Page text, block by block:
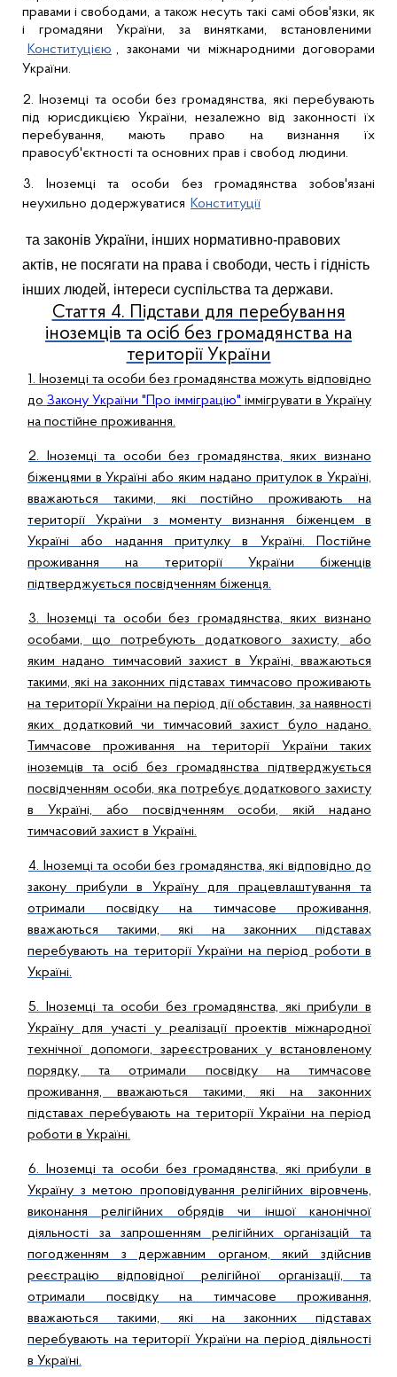
правами і свободами, а також несуть такі самі обов'язки, як
і громадяни України, за винятками, встановленими
Конституцією , законами чи міжнародними договорами
України.
2. Іноземці та особи без громадянства, які перебувають
під юрисдикцією України, незалежно від законності їх
перебування, мають право на визнання їх
правосуб'єктності та основних прав і свобод людини.
3. Іноземці та особи без громадянства зобов'язані
неухильно додержуватися Конституції
та законів України, інших нормативно-правових
актів, не посягати на права і свободи, честь і гідність
інших людей, інтереси суспільства та держави.
Стаття 4. Підстави для перебування
іноземців та осіб без громадянства на
території України
1. Іноземці та особи без громадянства можуть відповідно
до Закону України "Про імміграцію" іммігрувати в Україну
на постійне проживання.
2. Іноземці та особи без громадянства, яких визнано
біженцями в Україні або яким надано притулок в Україні,
вважаються такими, які постійно проживають на
території України з моменту визнання біженцем в
Україні або надання притулку в Україні. Постійне
проживання на території України біженців
підтверджується посвідченням біженця.
3. Іноземці та особи без громадянства, яких визнано
особами, що потребують додаткового захисту, або
яким надано тимчасовий захист в Україні, вважаються
такими, які на законних підставах тимчасово проживають
на території України на період дії обставин, за наявності
яких додатковий чи тимчасовий захист було надано.
Тимчасове проживання на території України таких
іноземців та осіб без громадянства підтверджується
посвідченням особи, яка потребує додаткового захисту
в Україні, або посвідченням особи, якій надано
тимчасовий захист в Україні.
4. Іноземці та особи без громадянства, які відповідно до
закону прибули в Україну для працевлаштування та
отримали посвідку на тимчасове проживання,
вважаються такими, які на законних підставах
перебувають на території України на період роботи в
Україні.
5. Іноземці та особи без громадянства, які прибули в
Україну для участі у реалізації проектів міжнародної
технічної допомоги, зареєстрованих у встановленому
порядку, та отримали посвідку на тимчасове
проживання, вважаються такими, які на законних
підставах перебувають на території України на період
роботи в Україні.
6. Іноземці та особи без громадянства, які прибули в
Україну з метою проповідування релігійних віровчень,
виконання релігійних обрядів чи іншої канонічної
діяльності за запрошенням релігійних організацій та
погодженням з державним органом, який здійснив
реєстрацію відповідної релігійної організації, та
отримали посвідку на тимчасове проживання,
вважаються такими, які на законних підставах
перебувають на території України на період діяльності
в Україні.